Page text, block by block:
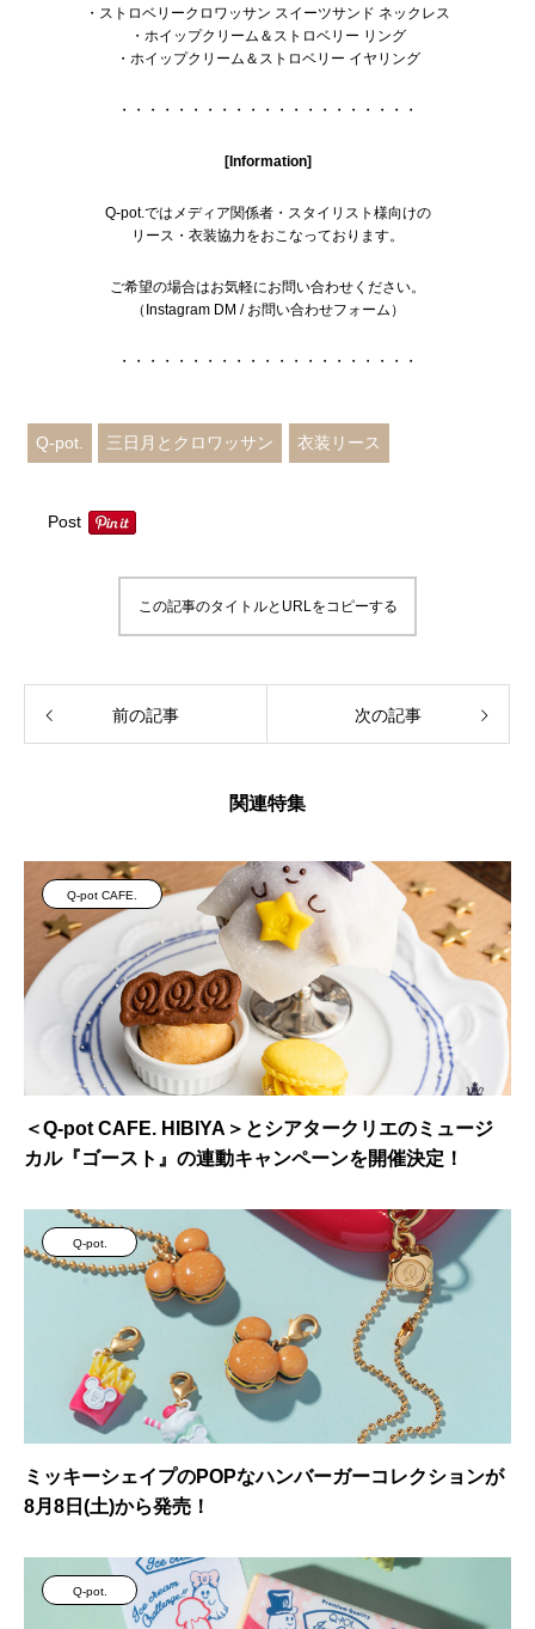
・ストロベリークロワッサン スイーツサンド ネックレス
・ホイップクリーム＆ストロベリー リング
・ホイップクリーム＆ストロベリー イヤリング
・・・・・・・・・・・・・・・・・・・・・
[Information]
Q-pot.ではメディア関係者・スタイリスト様向けの
リース・衣装協力をおこなっております。
ご希望の場合はお気軽にお問い合わせください。
（ Instagram DM / お問い合わせフォーム ）
・・・・・・・・・・・・・・・・・・・・・
Q-pot. 三日月とクロワッサン 衣装リース
Post
この記事のタイトルとURLをコピーする
前の記事 次の記事
関連特集
Q-pot CAFE.
＜Q-pot CAFE. HIBIYA＞とシアタークリエのミュージ
カル『ゴースト』の連動キャンペーンを開催決定！
Q-pot.
ミッキーシェイプのPOPなハンバーガーコレクションが
8月8日(土)から発売！
Q-pot.